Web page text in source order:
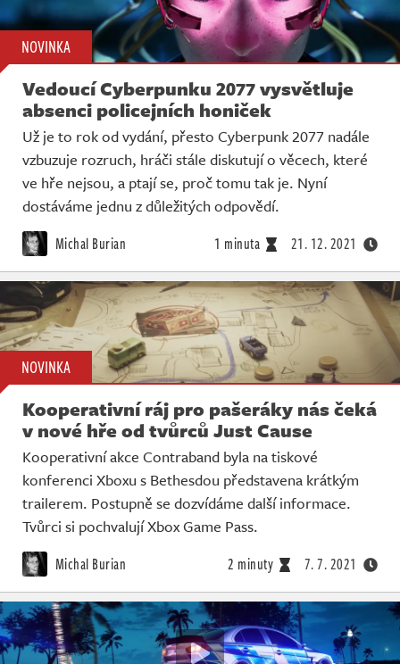
NOVINKA
Vedoucí Cyberpunku 2077 vysvětluje
absenci policejních honiček
Už je to rok od vydání, přesto Cyberpunk 2077 nadále
vzbuzuje rozruch, hráči stále diskutují o věcech, které
ve hře nejsou, a ptají se, proč tomu tak je. Nyní
dostáváme jednu z důležitých odpovědí.
Michal Burian 1 minuta 21. 12. 2021
NOVINKA
Kooperativní ráj pro pašeráky nás čeká
v nové hře od tvůrců Just Cause
Kooperativní akce Contraband byla na tiskové
konferenci Xboxu s Bethesdou představena krátkým
trailerem. Postupně se dozvídáme další informace.
Tvůrci si pochvalují Xbox Game Pass.
Michal Burian 2 minuty 7. 7. 2021